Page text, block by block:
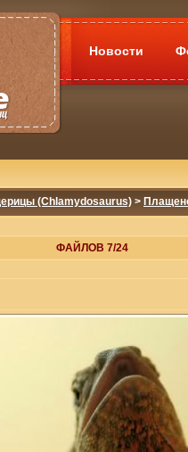
Новости
(Chlamydosaurus) >
ФАЙЛОВ 7/24